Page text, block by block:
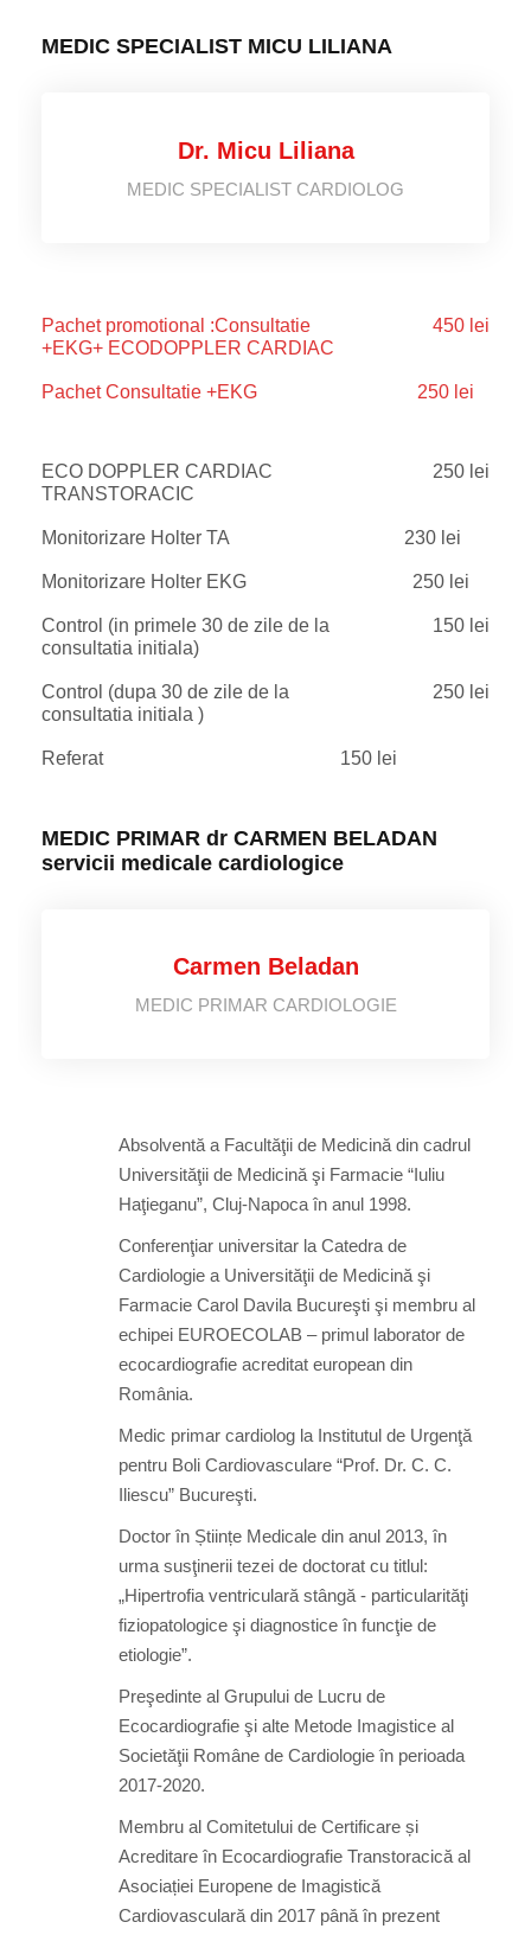
MEDIC SPECIALIST MICU LILIANA
Dr. Micu Liliana
MEDIC SPECIALIST CARDIOLOG
Pachet promotional :Consultatie
+EKG+ ECODOPPLER CARDIAC
450 lei
Pachet Consultatie +EKG 250 lei
ECO DOPPLER CARDIAC
TRANSTORACIC
250 lei
Monitorizare Holter TA 230 lei
Monitorizare Holter EKG 250 lei
Control (in primele 30 de zile de la
consultatia initiala)
150 lei
Control (dupa 30 de zile de la
consultatia initiala )
250 lei
Referat 150 lei
MEDIC PRIMAR dr CARMEN BELADAN
servicii medicale cardiologice
Carmen Beladan
MEDIC PRIMAR CARDIOLOGIE
Absolventă a Facultăţii de Medicină din cadrul
Universităţii de Medicină şi Farmacie “Iuliu
Haţieganu”, Cluj-Napoca în anul 1998.
Conferenţiar universitar la Catedra de
Cardiologie a Universităţii de Medicină şi
Farmacie Carol Davila Bucureşti şi membru al
echipei EUROECOLAB – primul laborator de
ecocardiografie acreditat european din
România.
Medic primar cardiolog la Institutul de Urgenţă
pentru Boli Cardiovasculare “Prof. Dr. C. C.
Iliescu” Bucureşti.
Doctor în Științe Medicale din anul 2013, în
urma susţinerii tezei de doctorat cu titlul:
„Hipertrofia ventriculară stângă - particularităţi
fiziopatologice şi diagnostice în funcţie de
etiologie”.
Preşedinte al Grupului de Lucru de
Ecocardiografie şi alte Metode Imagistice al
Societăţii Române de Cardiologie în perioada
2017-2020.
Membru al Comitetului de Certificare și
Acreditare în Ecocardiografie Transtoracică al
Asociației Europene de Imagistică
Cardiovasculară din 2017 până în prezent